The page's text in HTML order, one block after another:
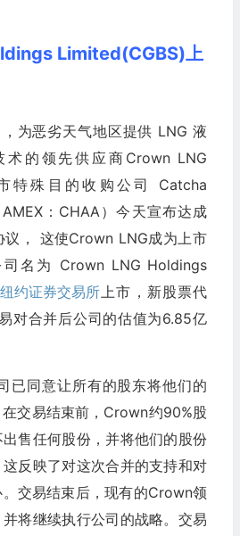
Limited(CGBS)上
为恶劣天气地区提供 LNG 液
的领先供应商Crown LNG
特殊目的收购公司 Catcha
：CHAA）今天宣布达成
议， 这使Crown LNG成为上市
名为 Crown LNG Holdings
纽约证券交易所上市，新股票代
对合并后公司的估值为6.85亿
已同意让所有的股东将他们的
交易结束前，Crown约90%股
售任何股份，并将他们的股份
反映了对这次合并的支持和对
交易结束后，现有的Crown领
将继续执行公司的战略。交易